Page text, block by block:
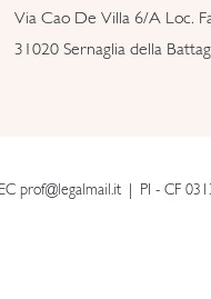
Via Cao De Villa 6/A Loc.
31020 Sernaglia della
prof@legalmail.it PI - CF